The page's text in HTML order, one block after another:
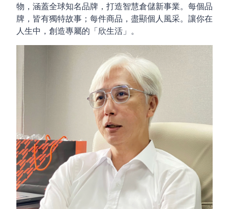
物，涵蓋全球知名品牌，打造智慧倉儲新事業。每個品
牌，皆有獨特故事；每件商品，盡顯個人風采。讓你在
人生中，創造專屬的「欣生活」。